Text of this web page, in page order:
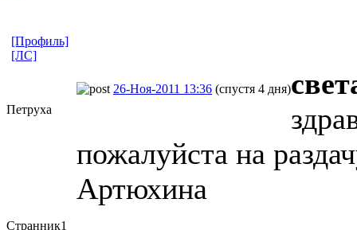
[Профиль]
[ЛС]
Петруха
26-Ноя-2011 13:36 (спустя 4 дня)
пожалуйста на
Артюхина
Странник1